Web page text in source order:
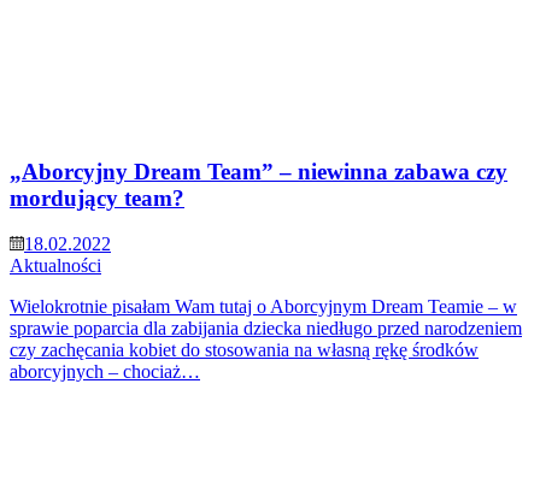
„Aborcyjny Dream Team” – niewinna zabawa czy
mordujący team?
18.02.2022
Aktualności
Wielokrotnie pisałam Wam tutaj o Aborcyjnym Dream Teamie – w
sprawie poparcia dla zabijania dziecka niedługo przed narodzeniem
czy zachęcania kobiet do stosowania na własną rękę środków
aborcyjnych – chociaż…